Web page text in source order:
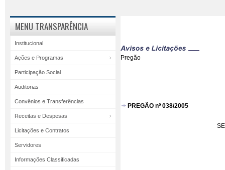
MENU TRANSPARÊNCIA
Institucional
Ações e Programas
Participação Social
Auditorias
Convênios e Transferências
Receitas e Despesas
Licitações e Contratos
Servidores
Informações Classificadas
Pregão
PREGÃO nº 038/2005